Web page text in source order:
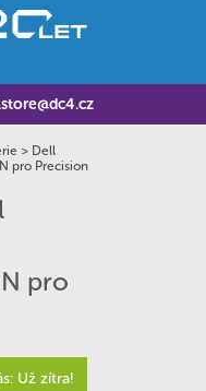
> Dell
pro Precision
pro
Už zítra!